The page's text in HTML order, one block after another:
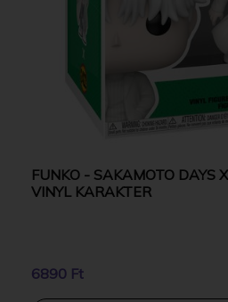
FUNKO - SAKAMOTO DAYS
VINYL KARAKTER
6890 Ft